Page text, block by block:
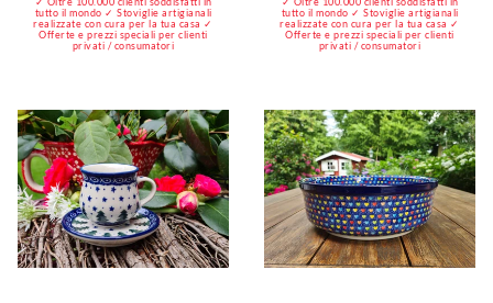
tutto il mondo ✓ Stoviglie artigianali
realizzate con cura per la tua casa ✓
Offerte e prezzi speciali per clienti
privati / consumatori
tutto il mondo ✓ Stoviglie artigianali
realizzate con cura per la tua casa ✓
Offerte e prezzi speciali per clienti
privati / consumatori